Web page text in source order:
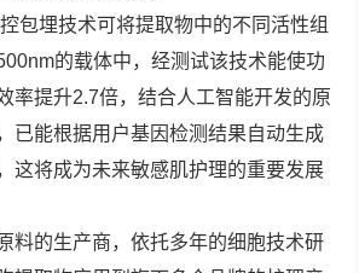
包埋技术可将提取物中的不同活性组
的载体中，经测试该技术能使功
率提升2.7倍，结合人工智能开发的原
已能根据用户基因检测结果自动生成
这将成为未来敏感肌护理的重要发展
料的生产商，依托多年的细胞技术研